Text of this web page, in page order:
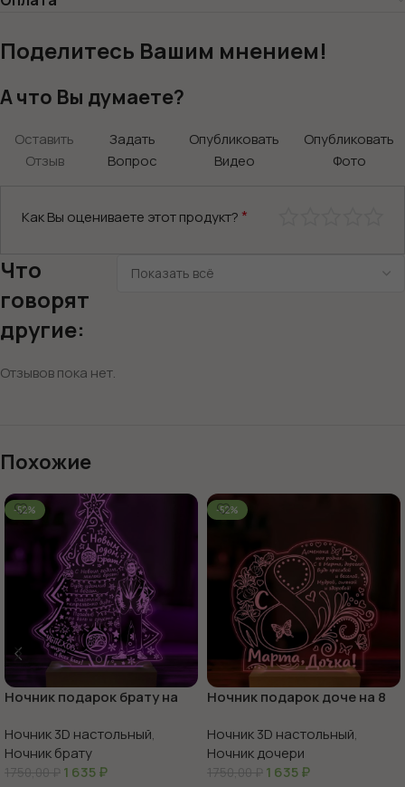
Поделитесь Вашим мнением!
А что Вы думаете?
Оставить
Отзыв
Задать
Вопрос
Опубликовать
Видео
Опубликовать
Фото
Как Вы оцениваете этот продукт? *
Что
говорят
другие:
Отзывов пока нет.
Похожие
-52%
Ночник подарок брату на
Ночник 3D настольный,
Ночник брату
1750,00₽ 1 635₽
-52%
Ночник подарок доче на 8
Ночник 3D настольный,
Ночник дочери
1750,00₽ 1 635₽